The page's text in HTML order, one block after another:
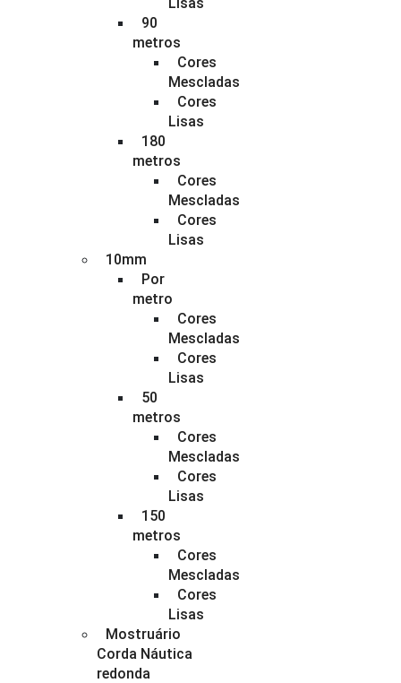
90
metros
Cores
Mescladas
Cores
Lisas
180
metros
Cores
Mescladas
Cores
Lisas
10mm
Por
metro
Cores
Mescladas
Cores
Lisas
50
metros
Cores
Mescladas
Cores
Lisas
150
metros
Cores
Mescladas
Cores
Lisas
Mostruário
Corda Náutica
redonda